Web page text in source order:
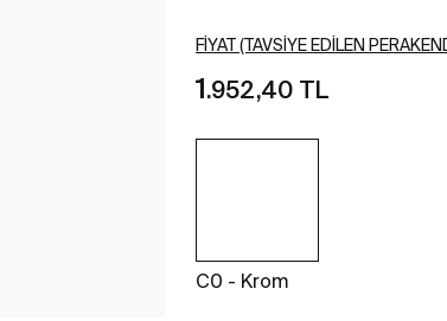
FIYAT (TAVSIYE EDILEN
1.952,40 TL
C0 - Krom